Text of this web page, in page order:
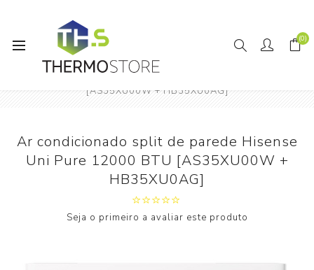
(0)
Início
[AS35XU00W + HB35XU0AG]
Ar condicionado split de parede Hisense
Uni Pure 12000 BTU [AS35XU00W +
HB35XU0AG]
Seja o primeiro a avaliar este produto